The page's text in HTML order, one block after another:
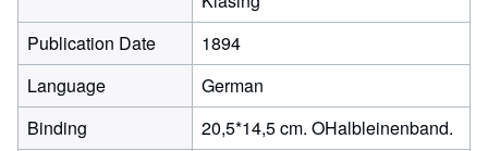
Publication Date
1894
Language
German
Binding
20,5*14,5 cm. OHalbleinenband.